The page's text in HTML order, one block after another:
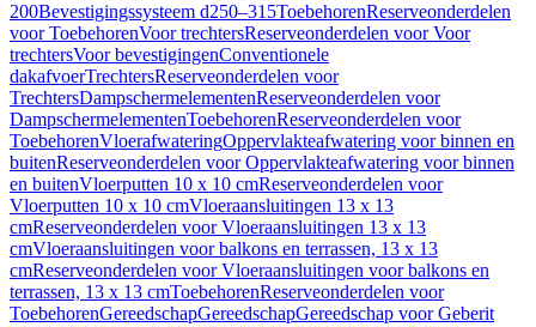
200Bevestigingssysteem d250–315ToebehorenReserveonderdelen
voor ToebehorenVoor trechtersReserveonderdelen voor Voor
trechtersVoor bevestigingenConventionele
dakafvoerTrechtersReserveonderdelen voor
TrechtersDampschermelementenReserveonderdelen voor
DampschermelementenToebehorenReserveonderdelen voor
ToebehorenVloerafwateringOppervlakteafwatering voor binnen en
buitenReserveonderdelen voor Oppervlakteafwatering voor binnen
en buitenVloerputten 10 x 10 cmReserveonderdelen voor
Vloerputten 10 x 10 cmVloeraansluitingen 13 x 13
cmReserveonderdelen voor Vloeraansluitingen 13 x 13
cmVloeraansluitingen voor balkons en terrassen, 13 x 13
cmReserveonderdelen voor Vloeraansluitingen voor balkons en
terrassen, 13 x 13 cmToebehorenReserveonderdelen voor
ToebehorenGereedschapGereedschapGereedschap voor Geberit